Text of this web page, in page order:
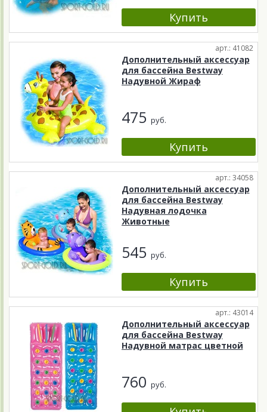
арт.: 41082
Дополнительный аксессуар
для бассейна Bestway
Надувной Жираф
475 руб.
арт.: 34058
Дополнительный аксессуар
для бассейна Bestway
Надувная лодочка
Животные
545 руб.
арт.: 43014
Дополнительный аксессуар
для бассейна Bestway
Надувной матрас цветной
760 руб.